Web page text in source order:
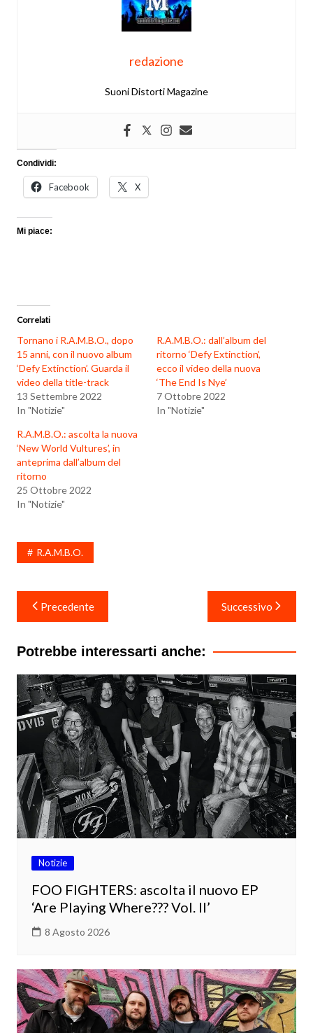
redazione
Suoni Distorti Magazine
Condividi:
Facebook X
Mi piace:
Correlati
Tornano i R.A.M.B.O., dopo
15 anni, con il nuovo album
‘Defy Extinction’. Guarda il
video della title-track
13 Settembre 2022
In "Notizie"
R.A.M.B.O.: dall’album del
ritorno ‘Defy Extinction’,
ecco il video della nuova
‘The End Is Nye’
7 Ottobre 2022
In "Notizie"
R.A.M.B.O.: ascolta la nuova
‘New World Vultures’, in
anteprima dall’album del
ritorno
25 Ottobre 2022
In "Notizie"
R.A.M.B.O.
Navigazione
articoli
Precedente Successivo
Potrebbe interessarti anche:
Notizie
FOO FIGHTERS: ascolta il nuovo EP
‘Are Playing Where??? Vol. II’
8 Agosto 2026